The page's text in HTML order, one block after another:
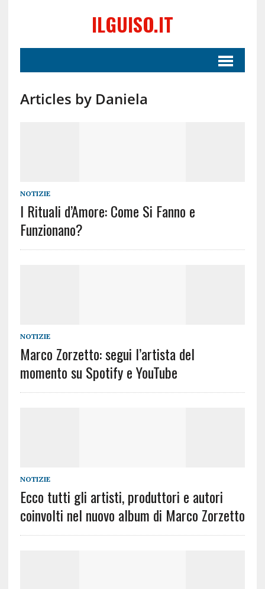
ILGUISO.IT
Articles by Daniela
NOTIZIE
I Rituali d’Amore: Come Si Fanno e
Funzionano?
NOTIZIE
Marco Zorzetto: segui l’artista del
momento su Spotify e YouTube
NOTIZIE
Ecco tutti gli artisti, produttori e autori
coinvolti nel nuovo album di Marco Zorzetto